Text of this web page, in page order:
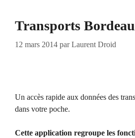
Transports
12 mars 2014 parLaurent Droid
Un accès rapide aux données des
dans votre poche.
Cette application regroupe les